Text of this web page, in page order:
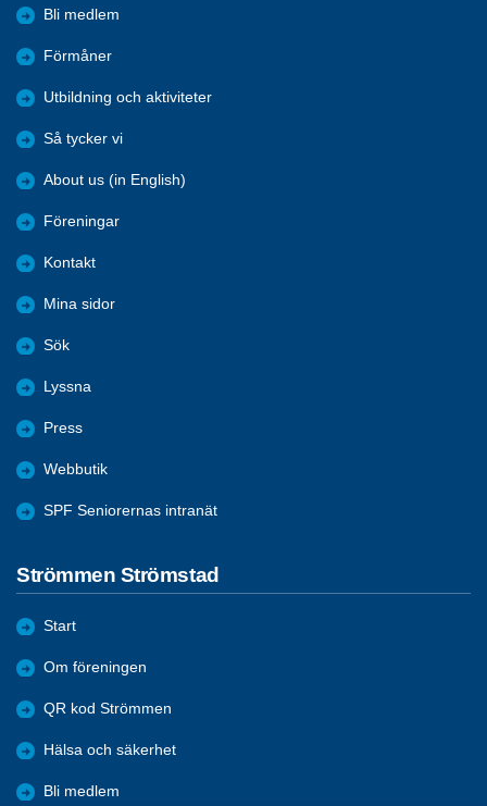
Bli medlem
Förmåner
Utbildning och aktiviteter
Så tycker vi
About us (in English)
Föreningar
Kontakt
Mina sidor
Sök
Lyssna
Press
Webbutik
SPF Seniorernas intranät
Strömmen Strömstad
Start
Om föreningen
QR kod Strömmen
Hälsa och säkerhet
Bli medlem